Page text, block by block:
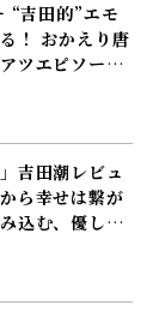
“吉田的”エモ
！ おかえり唐
ツエピソー
吉田潮レビュ
ら幸せは繋が
込む、優しさ